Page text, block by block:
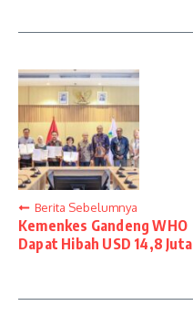
Berita Sebelumnya
Kemenkes Gandeng WHO
Dapat Hibah USD 14,8 Juta